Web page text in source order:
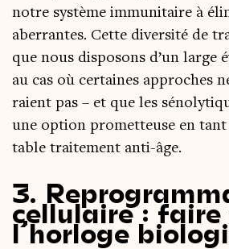
notre sys­tème immu­ni­taire à
aber­rantes. Cette diver­si­té de
que nous dis­po­sons d’un large
au cas où cer­taines approches
raient pas – et que les
une option pro­met­teuse en
table trai­te­ment anti-âge.
3.
cellulaire : faire
l’horloge